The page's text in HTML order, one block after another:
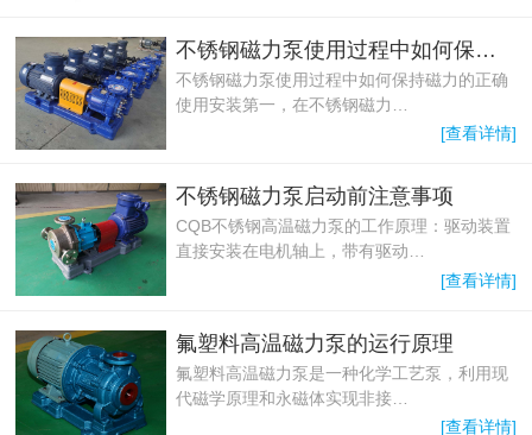
不锈钢磁力泵使用过程中如何保持磁力
不锈钢磁力泵使用过程中如何保持磁力的正确
使用安装第一，在不锈钢磁力…
[查看详情]
不锈钢磁力泵启动前注意事项
CQB不锈钢高温磁力泵的工作原理：驱动装置
直接安装在电机轴上，带有驱动…
[查看详情]
氟塑料高温磁力泵的运行原理
氟塑料高温磁力泵是一种化学工艺泵，利用现
代磁学原理和永磁体实现非接…
[查看详情]